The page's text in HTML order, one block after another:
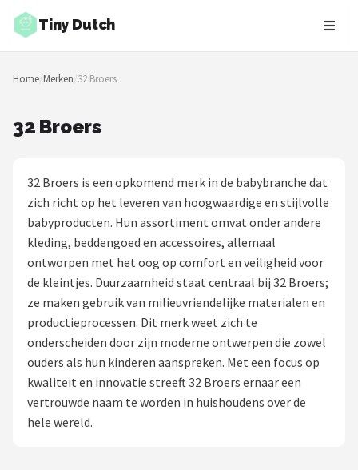
Tiny Dutch
Zoeken
NAVIGATIE
Blog
Speelgoed
Knuffel Cadeaus
Babykleding Cadeaus
Blokken
Shop
Home/Merken/32 Broers
32 Broers
32 Broers is een opkomend merk in de babybranche dat
zich richt op het leveren van hoogwaardige en stijlvolle
babyproducten. Hun assortiment omvat onder andere
kleding, beddengoed en accessoires, allemaal
ontworpen met het oog op comfort en veiligheid voor
de kleintjes. Duurzaamheid staat centraal bij 32 Broers;
ze maken gebruik van milieuvriendelijke materialen en
productieprocessen. Dit merk weet zich te
onderscheiden door zijn moderne ontwerpen die zowel
ouders als hun kinderen aanspreken. Met een focus op
kwaliteit en innovatie streeft 32 Broers ernaar een
vertrouwde naam te worden in huishoudens over de
hele wereld.